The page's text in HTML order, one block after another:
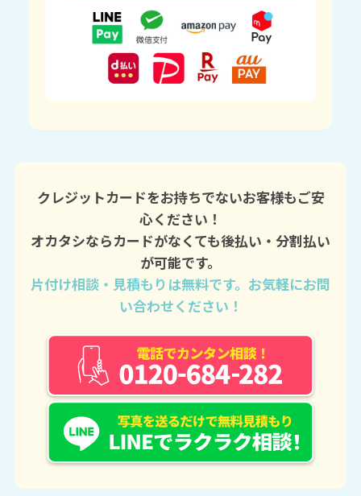
クレジットカードをお持ちでないお客様もご安
心ください！
オカタシならカードがなくても後払い・分割払い
が可能です。
片付け相談・見積もりは無料です。お気軽にお問
い合わせください！